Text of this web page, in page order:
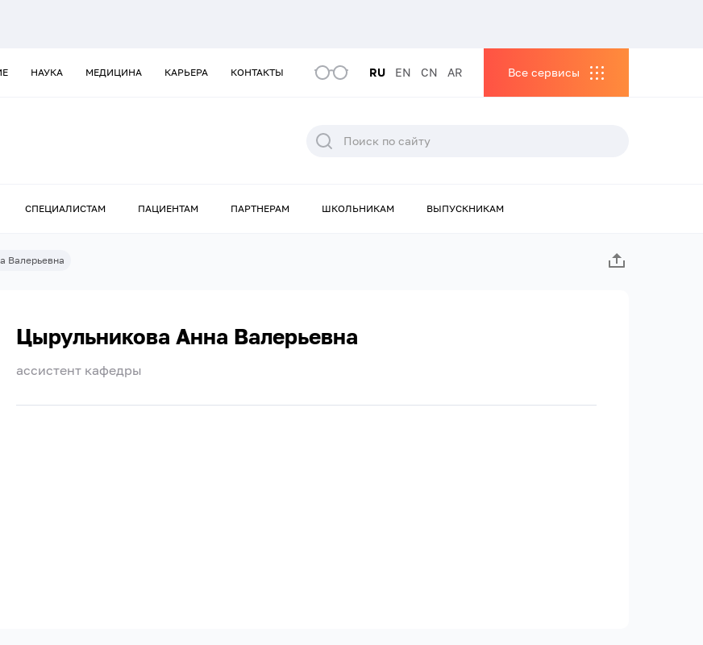
НАУКА МЕДИЦИНА КАРЬЕРА КОНТАКТЫ RU EN CN AR Все сервисы
СПЕЦИАЛИСТАМ ПАЦИЕНТАМ ПАРТНЕРАМ ШКОЛЬНИКАМ ВЫПУСКНИКАМ
Валерьевна
Цырульникова Анна Валерьевна
ассистент кафедры